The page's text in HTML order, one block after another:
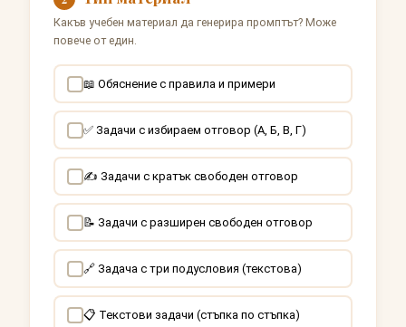
Какъв учебен материал да генерира промптът? Може
повече от един.
📖 Обяснение с правила и примери
✅ Задачи с избираем отговор (А, Б, В, Г)
✍️ Задачи с кратък свободен отговор
📝 Задачи с разширен свободен отговор
🔗 Задача с три подусловия (текстова)
📋 Текстови задачи (стъпка по стъпка)